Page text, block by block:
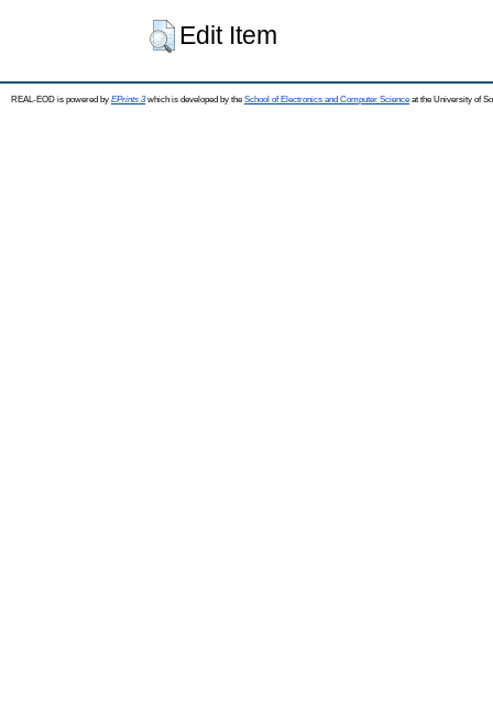
Edit Item
REAL-EOD is powered by EPrints 3which is developed by the School of Electronics and Computer Science at the University of